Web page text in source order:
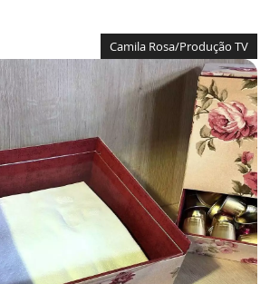
Camila Rosa/Produção TV